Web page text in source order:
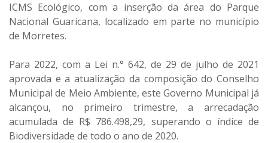
ICMS Ecológico, com a inserção da área do Parque
Nacional Guaricana, localizado em parte no município
de Morretes.
Para 2022, com a Lei n.° 642, de 29 de julho de 2021
aprovada e a atualização da composição do Conselho
Municipal de Meio Ambiente, este Governo Municipal já
alcançou, no primeiro trimestre, a arrecadação
acumulada de R$ 786.498,29, superando o índice de
Biodiversidade de todo o ano de 2020.